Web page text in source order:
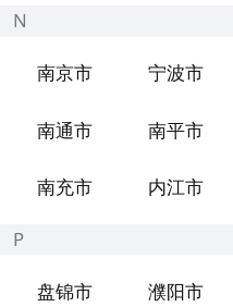
N
南京市 宁波市
南通市 南平市
南充市 内江市
P
盘锦市 濮阳市